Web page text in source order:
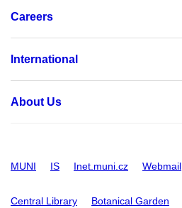
Careers
International
About Us
MUNI IS Inet.muni.cz Webmail
Central Library Botanical Garden